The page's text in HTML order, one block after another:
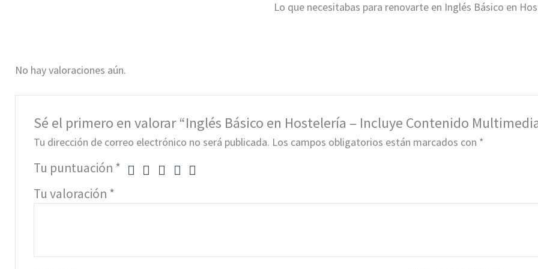
Lo que necesitabas para renovarte en Inglés Básico en
No hay valoraciones aún.
Sé el primero en valorar “Inglés Básico en Hostelería – Incluye Contenido
Tu dirección de correo electrónico no será publicada. Los campos obligatorios están marcados con *
Tu puntuación *
Tu valoración *